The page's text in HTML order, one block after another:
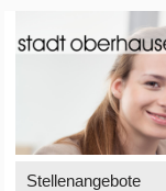
Stellenangebote